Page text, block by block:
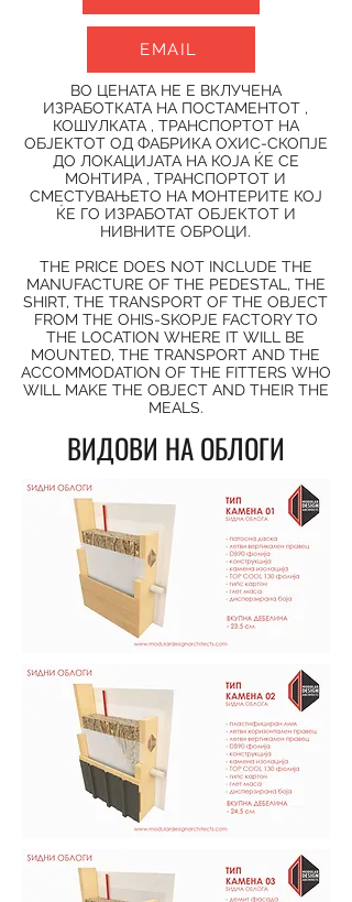
EMAIL
ВО ЦЕНАТА НЕ Е ВКЛУЧЕНА
ИЗРАБОТКАТА НА ПОСТАМЕНТОТ ,
КОШУЛКАТА , ТРАНСПОРТОТ НА
ОБЈЕКТОТ ОД ФАБРИКА ОХИС-СКОПЈЕ
ДО ЛОКАЦИЈАТА НА КОЈА ЌЕ СЕ
МОНТИРА , ТРАНСПОРТОТ И
СМЕСТУВАЊЕТО НА МОНТЕРИТЕ КОЈ
ЌЕ ГО ИЗРАБОТАТ ОБЈЕКТОТ И
НИВНИТЕ ОБРОЦИ.
THE PRICE DOES NOT INCLUDE THE
MANUFACTURE OF THE PEDESTAL, THE
SHIRT, THE TRANSPORT OF THE OBJECT
FROM THE OHIS-SKOPJE FACTORY TO
THE LOCATION WHERE IT WILL BE
MOUNTED, THE TRANSPORT AND THE
ACCOMMODATION OF THE FITTERS WHO
WILL MAKE THE OBJECT AND THEIR THE
MEALS.
ВИДОВИ НА ОБЛОГИ